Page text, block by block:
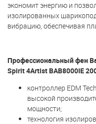
экономит энергию и
изолированных
вибрацию, обеспечивая
Профессиональный фен
Spirit 4Artist BAB8000IE
контроллер EDM
высокой
мощности;
технология